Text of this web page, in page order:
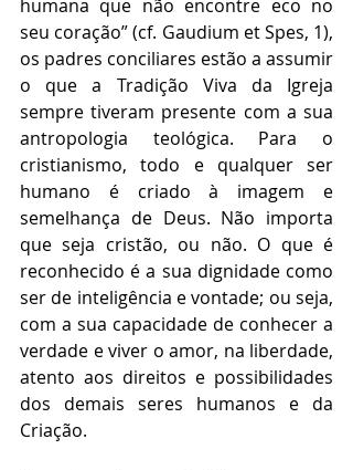
humana que não encontre eco no
seu coração” (cf. Gaudium et Spes, 1),
os padres conciliares estão a assumir
o que a Tradição Viva da Igreja
sempre tiveram presente com a sua
antropologia teológica. Para o
cristianismo, todo e qualquer ser
humano é criado à imagem e
semelhança de Deus. Não importa
que seja cristão, ou não. O que é
reconhecido é a sua dignidade como
ser de inteligência e vontade; ou seja,
com a sua capacidade de conhecer a
verdade e viver o amor, na liberdade,
atento aos direitos e possibilidades
dos demais seres humanos e da
Criação.